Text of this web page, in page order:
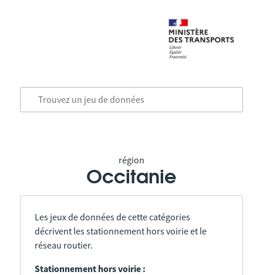
région
Occitanie
Les jeux de données de cette catégories
décrivent les stationnement hors voirie et le
réseau routier.
Stationnement hors voirie :